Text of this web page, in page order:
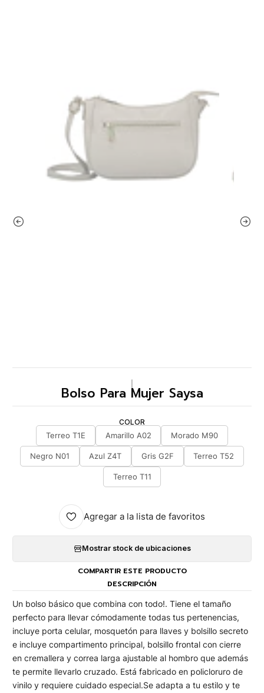
Bolso Para Mujer Saysa
COLOR
Terreo T1E
Amarillo A02 Morado M90
Negro N01 Azul Z4T Gris G2F Terreo T52
Terreo T11
Agregar a la lista de favoritos
Mostrar stock de ubicaciones
COMPARTIR ESTE PRODUCTO
DESCRIPCIÓN
Un bolso básico que combina con todo!. Tiene el tamaño
perfecto para llevar cómodamente todas tus pertenencias,
incluye porta celular, mosquetón para llaves y bolsillo secreto
e incluye compartimento principal, bolsillo frontal con cierre
en cremallera y correa larga ajustable al hombro que además
te permite llevarlo cruzado. Está fabricado en policloruro de
vinilo y requiere cuidado especial.Se adapta a tu estilo y te